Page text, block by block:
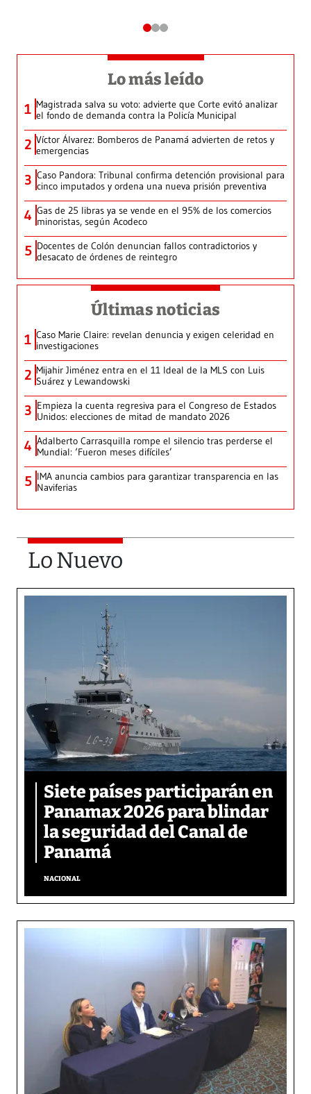
Lo más leído
1 Magistrada salva su voto: advierte que Corte evitó analizar
el fondo de demanda contra la Policía Municipal
2 Víctor Álvarez: Bomberos de Panamá advierten de retos y
emergencias
3 Caso Pandora: Tribunal confirma detención provisional para
cinco imputados y ordena una nueva prisión preventiva
4 Gas de 25 libras ya se vende en el 95% de los comercios
minoristas, según Acodeco
5 Docentes de Colón denuncian fallos contradictorios y
desacato de órdenes de reintegro
Últimas noticias
1 Caso Marie Claire: revelan denuncia y exigen celeridad en
investigaciones
2 Mijahir Jiménez entra en el 11 Ideal de la MLS con Luis
Suárez y Lewandowski
3 Empieza la cuenta regresiva para el Congreso de Estados
Unidos: elecciones de mitad de mandato 2026
4 Adalberto Carrasquilla rompe el silencio tras perderse el
Mundial: ‘Fueron meses difíciles’
5 IMA anuncia cambios para garantizar transparencia en las
Naviferias
Lo Nuevo
Siete países participarán en
Panamax 2026 para blindar
la seguridad del Canal de
Panamá
NACIONAL